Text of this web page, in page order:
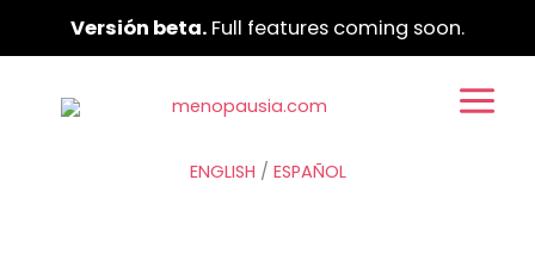
Versión beta. Full features coming soon.
ENGLISH / ESPAÑOL